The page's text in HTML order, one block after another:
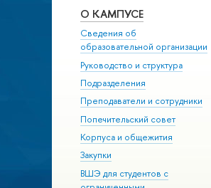
О КАМПУСЕ
Сведения об
образовательной организации
Руководство и структура
Подразделения
Преподаватели и сотрудники
Попечительский совет
Корпуса и общежития
Закупки
ВШЭ для студентов с